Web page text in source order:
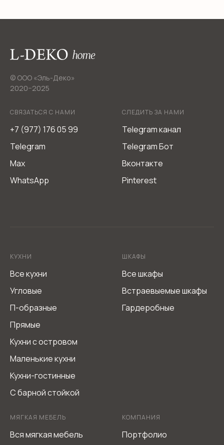
© ООО «Эль-Деко»
2020−2025
СВЯЗАТЬСЯ С НАМИ
+7 (977) 176 05 99
Telegram
Max
WhatsApp
СЛЕДИТЬ ЗА НАМИ
Telegram канал
Telegram Бот
Вконтакте
Pinterest
КУХНИ
Все кухни
Угловые
П-образные
Прямые
Кухни с островом
Маленькие кухни
Кухни-гостинные
С барной стойкой
ШКАФЫ
Все шкафы
Встраевыемые шкафы
Гардеробные
МЯГКАЯ МЕБЕЛЬ
Вся мягкая мебель
КОМПАНИЯ
Портфолио
Согласие на обработку персональных данных